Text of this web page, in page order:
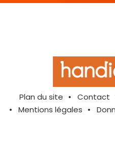
Plan du site Contact
Mentions légales